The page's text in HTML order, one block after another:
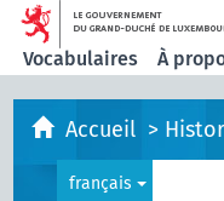
Vocabulaires À
Accueil >
français